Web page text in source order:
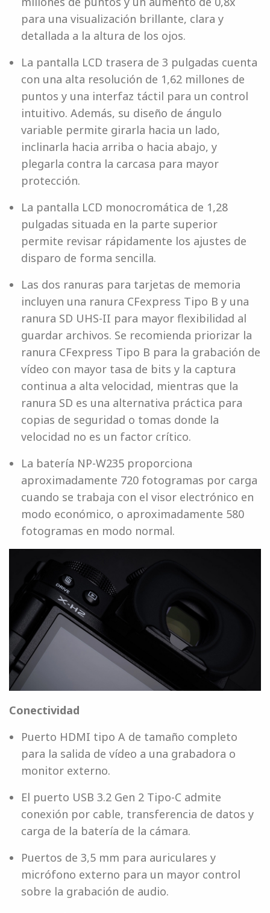
para una visualización brillante, clara y
detallada a la altura de los ojos.
La pantalla LCD trasera de 3 pulgadas cuenta
con una alta resolución de 1,62 millones de
puntos y una interfaz táctil para un control
intuitivo. Además, su diseño de ángulo
variable permite girarla hacia un lado,
inclinarla hacia arriba o hacia abajo, y
plegarla contra la carcasa para mayor
protección.
La pantalla LCD monocromática de 1,28
pulgadas situada en la parte superior
permite revisar rápidamente los ajustes de
disparo de forma sencilla.
Las dos ranuras para tarjetas de memoria
incluyen una ranura CFexpress Tipo B y una
ranura SD UHS-II para mayor flexibilidad al
guardar archivos. Se recomienda priorizar la
ranura CFexpress Tipo B para la grabación de
vídeo con mayor tasa de bits y la captura
continua a alta velocidad, mientras que la
ranura SD es una alternativa práctica para
copias de seguridad o tomas donde la
velocidad no es un factor crítico.
La batería NP-W235 proporciona
aproximadamente 720 fotogramas por carga
cuando se trabaja con el visor electrónico en
modo económico, o aproximadamente 580
fotogramas en modo normal.
Conectividad
Puerto HDMI tipo A de tamaño completo
para la salida de vídeo a una grabadora o
monitor externo.
El puerto USB 3.2 Gen 2 Tipo-C admite
conexión por cable, transferencia de datos y
carga de la batería de la cámara.
Puertos de 3,5 mm para auriculares y
micrófono externo para un mayor control
sobre la grabación de audio.